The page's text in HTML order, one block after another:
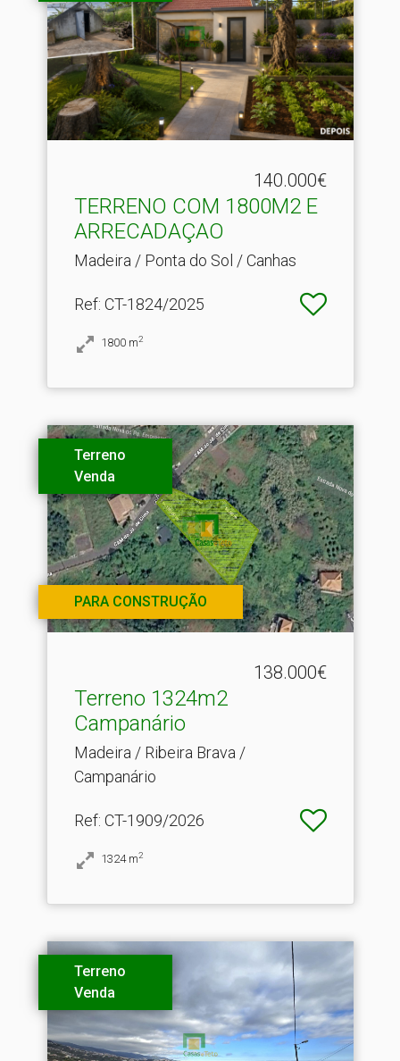
140.000€
TERRENO COM 1800M2 E
ARRECADAÇAO
Madeira / Ponta do Sol / Canhas
Ref: CT-1824/2025
1800 m2
Terreno
Venda
PARA CONSTRUÇÃO
138.000€
Terreno 1324m2
Campanário
Madeira / Ribeira Brava /
Campanário
Ref: CT-1909/2026
1324 m2
Terreno
Venda